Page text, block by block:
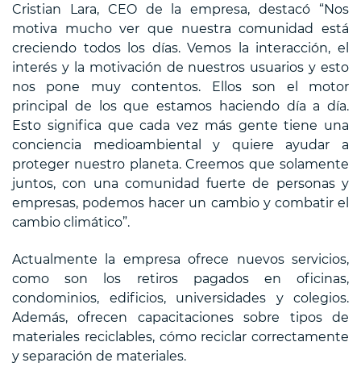
Cristian Lara, CEO de la empresa, destacó “Nos
motiva mucho ver que nuestra comunidad está
creciendo todos los días. Vemos la interacción, el
interés y la motivación de nuestros usuarios y esto
nos pone muy contentos. Ellos son el motor
principal de los que estamos haciendo día a día.
Esto significa que cada vez más gente tiene una
conciencia medioambiental y quiere ayudar a
proteger nuestro planeta. Creemos que solamente
juntos, con una comunidad fuerte de personas y
empresas, podemos hacer un cambio y combatir el
cambio climático”.
Actualmente la empresa ofrece nuevos servicios,
como son los retiros pagados en oficinas,
condominios, edificios, universidades y colegios.
Además, ofrecen capacitaciones sobre tipos de
materiales reciclables, cómo reciclar correctamente
y separación de materiales.